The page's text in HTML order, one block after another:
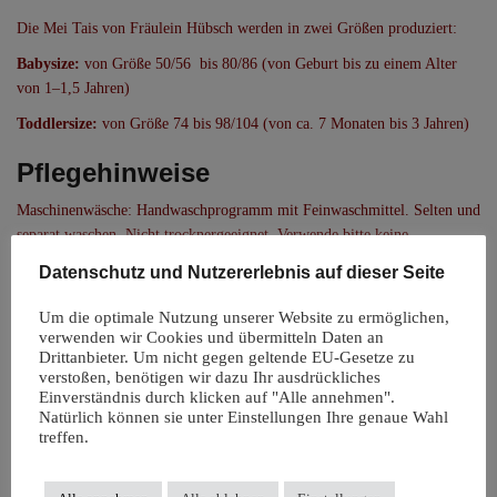
Die Mei Tais von Fräulein Hübsch werden in zwei Größen produziert:
Babysize: von Größe 50/56 bis 80/86 (von Geburt bis zu einem Alter
von 1–1,5 Jahren)
Toddlersize: von Größe 74 bis 98/104 (von ca. 7 Monaten bis 3 Jahren)
Pflegehinweise
Maschinenwäsche: Handwaschprogramm mit Feinwaschmittel. Selten und
separat waschen. Nicht trocknergeeignet. Verwende bitte keine
Klettverschluss verdeckt ist. Bitte nicht über Klettverschlüsse, Gurtbänder
und Schnallen bügeln.
Das könnte dir auch gefallen …
Angebot!
Datenschutz und Nutzererlebnis auf dieser Seite
Um die optimale Nutzung unserer Website zu ermöglichen,
verwenden wir Cookies und übermitteln Daten an
Drittanbieter. Um nicht gegen geltende EU-Gesetze zu
verstoßen, benötigen wir dazu Ihr ausdrückliches
Einverständnis durch klicken auf "Alle annehmen".
Natürlich können sie unter Einstellungen Ihre genaue Wahl
treffen.